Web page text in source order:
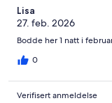
Lisa
27. feb. 2026
Bodde her 1 natt i
0
Verifisert anmeldelse